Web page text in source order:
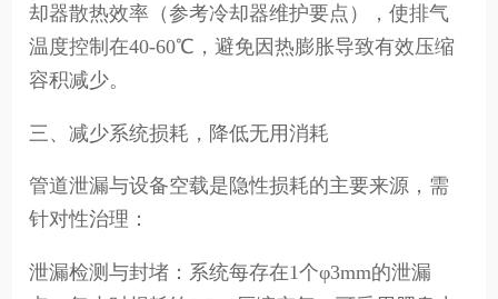
却器散热效率（参考冷却器维护要点），使排气
温度控制在40-60℃，避免因热膨胀导致有效压缩
容积减少。
三、减少系统损耗，降低无用消耗
管道泄漏与设备空载是隐性损耗的主要来源，需
针对性治理：
泄漏检测与封堵：系统每存在1个φ3mm的泄漏